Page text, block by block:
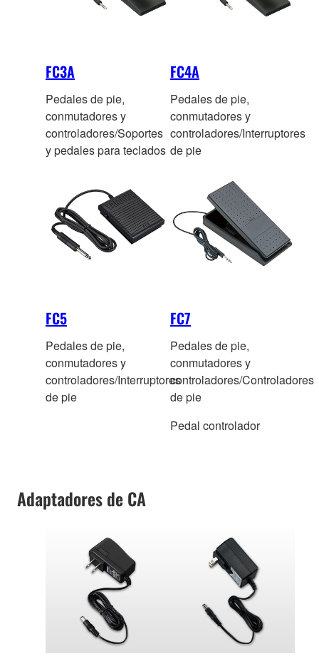
FC3A
Pedales de pie,
conmutadores y
controladores/Soportes
y pedales para teclados
FC4A
Pedales de pie,
conmutadores y
controladores/Interruptores
de pie
FC5
Pedales de pie,
conmutadores y
controladores/Interruptores
de pie
FC7
Pedales de pie,
conmutadores y
controladores/Controladores
de pie
Pedal controlador
Adaptadores de CA